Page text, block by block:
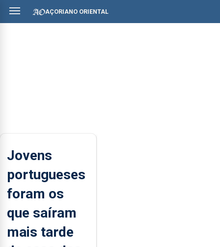
AÇORIANO ORIENTAL
Jovens
portugueses
foram os
que saíram
mais tarde